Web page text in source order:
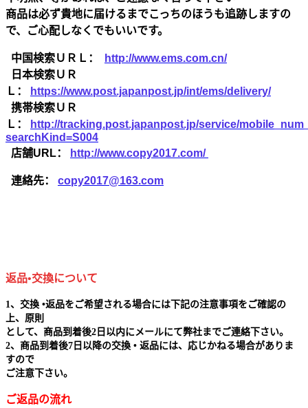
商品は必ず貴地に届けるまでこっちのほうも追跡しますの
で、ご心配しなくでもいいです。
中国検索ＵＲＬ：
http://www.ems.com.cn/
日本検索ＵＲ
Ｌ：
https://www.post.japanpost.jp/int/ems/delivery/
携帯検索ＵＲ
Ｌ：
http://tracking.post.japanpost.jp/service/
searchKind=S004
店舗URL：
http://www.copy2017.com/
連絡先： copy2017@163.com
返品•交換について
1、交換 •返品をご希望される場合には下記の注意事項をご確認の
上、原則
として、商品到着後2日以内にメールにて弊社までご連絡下さい。
2、商品到着後7日以降の交換 • 返品には、応じかねる場合がありま
すので
ご注意下さい。
ご返品の流れ